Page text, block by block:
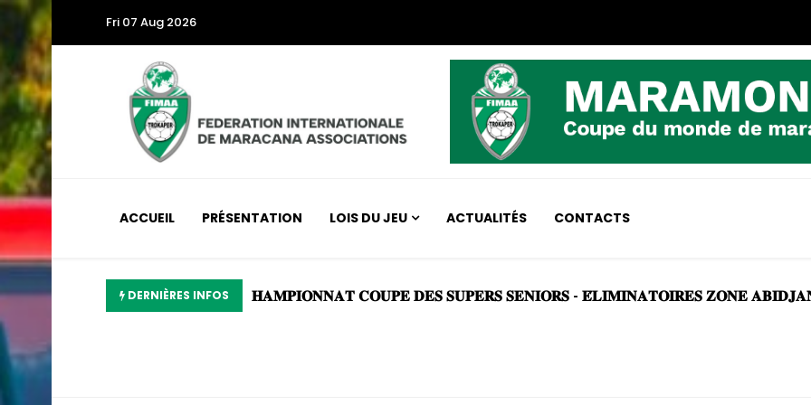
Fri 07 Aug 2026
ACCUEIL PRÉSENTATION LOIS DU JEU ACTUALITÉS CONTACTS
DERNIÈRES INFOS CHAMPIONNAT COUPE DES SUPER SENIOR-ELIMINATOIRES ZONE